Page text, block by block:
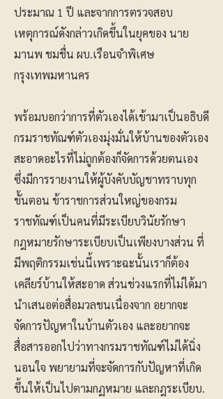
ประมาณ 1 ปี และจากการตรวจสอบ
เหตุการณ์ดังกล่าวเกิดขึ้นในยุคของ นาย
มานพ ชมชื่น ผบ.เรือนจำพิเศษ
กรุงเทพมหานคร
พร้อมบอกว่าการที่ตัวเองได้เข้ามาเป็นอธิบดี
กรมราชทัณฑ์ตัวเองมุ่งมั่นให้บ้านของตัวเอง
สะอาดอะไรที่ไม่ถูกต้องก็จัดการด้วยตนเอง
ซึ่งมีการรายงานให้ผู้บังคับบัญชาทราบทุก
ขั้นตอน ข้าราชการส่วนใหญ่ของกรม
ราชทัณฑ์เป็นคนที่มีระเบียบวินัยรักษา
กฎหมายรักษาระเบียบเป็นเพียงบางส่วน ที่
มีพฤติกรรมเช่นนี้เพราะฉะนั้นเราก็ต้อง
เคลียร์บ้านให้สะอาด ส่วนช่วงแรกที่ไม่ได้มา
นำเสนอต่อสื่อมวลชนเนื่องจาก อยากจะ
จัดการปัญหาในบ้านตัวเอง และอยากจะ
สื่อสารออกไปว่าทางกรมราชทัณฑ์ไม่ได้นิ่ง
นอนใจ พยายามที่จะจัดการกับปัญหาที่เกิด
ขึ้นให้เป็นไปตามกฏหมาย และกฎระเบียบ.